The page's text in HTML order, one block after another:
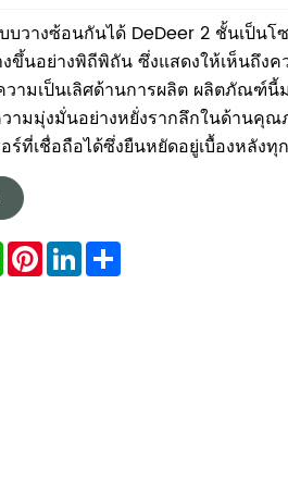
บวางซ้อนกันได้ DeDeer 2 ชั้นเป็นโ
ขึ้นอย่างพิถีพิถัน ซึ่งแสดงให้เห็นถึง
ามเป็นเลิศด้านการผลิต ผลิตภัณฑ์นี้
ามมุ่งมั่นอย่างหยั่งรากลึกในด้านคุณ
ร์ที่เชื่อถือได้ซึ่งยืนหยัดอยู่เบื้องหลังทุ
WhatsApp
Pinterest
LinkedInShare